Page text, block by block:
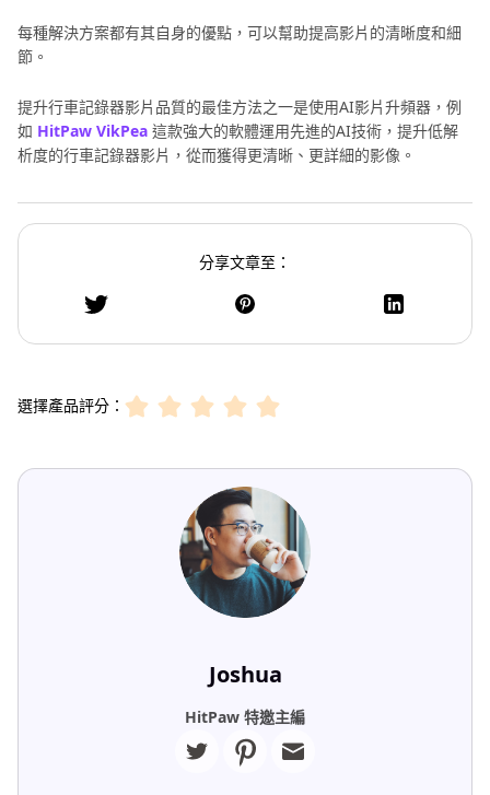
每種解決方案都有其自身的優點，可以幫助提高影片的清晰度和細
節。
提升行車記錄器影片品質的最佳方法之一是使用AI影片升頻器，例
如 HitPaw VikPea 這款強大的軟體運用先進的AI技術，提升低解
析度的行車記錄器影片，從而獲得更清晰、更詳細的影像。
分享文章至：
選擇產品評分：
Joshua
HitPaw 特邀主編